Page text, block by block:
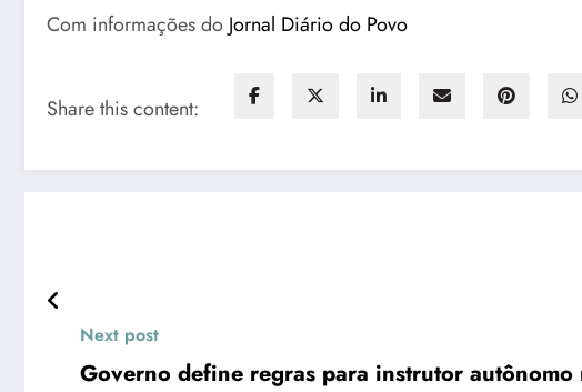
Com informações do Jornal Diário do Povo
Share this content:
Next post
Governo define regras para instrutor autônomo